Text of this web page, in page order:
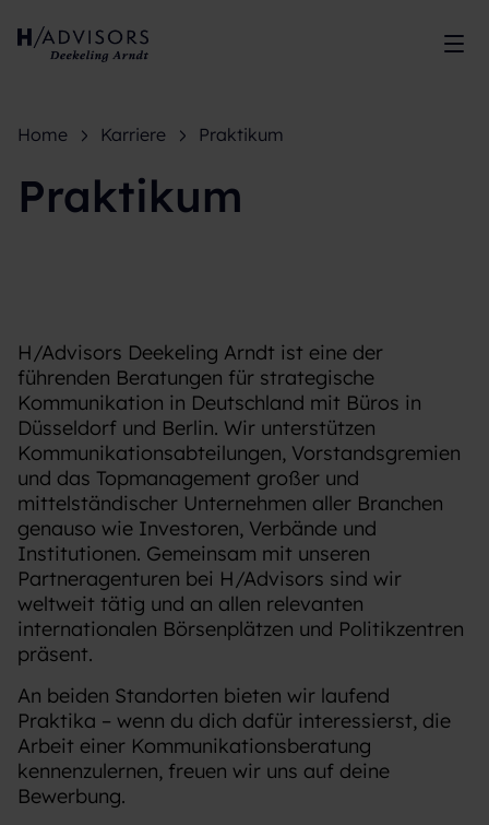
Home Karriere Praktikum
Praktikum
H/Advisors Deekeling Arndt ist eine der
führenden Beratungen für strategische
Kommunikation in Deutschland mit Büros in
Düsseldorf und Berlin. Wir unterstützen
Kommunikationsabteilungen, Vorstandsgremien
und das Topmanagement großer und
mittelständischer Unternehmen aller Branchen
genauso wie Investoren, Verbände und
Institutionen. Gemeinsam mit unseren
Partneragenturen bei H/Advisors sind wir
weltweit tätig und an allen relevanten
internationalen Börsenplätzen und Politikzentren
präsent.
An beiden Standorten bieten wir laufend
Praktika – wenn du dich dafür interessierst, die
Arbeit einer Kommunikationsberatung
kennenzulernen, freuen wir uns auf deine
Bewerbung.